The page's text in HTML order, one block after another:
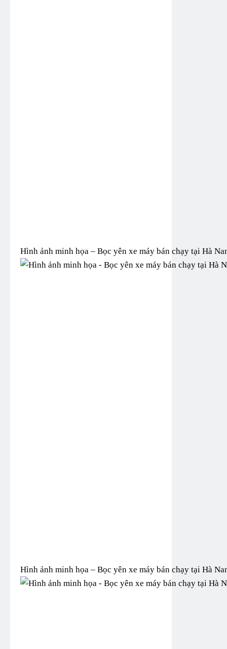
Hình ảnh minh họa – Bọc yên xe máy bán chạy tại Hà
Hình ảnh minh họa – Bọc yên xe máy bán chạy tại Hà